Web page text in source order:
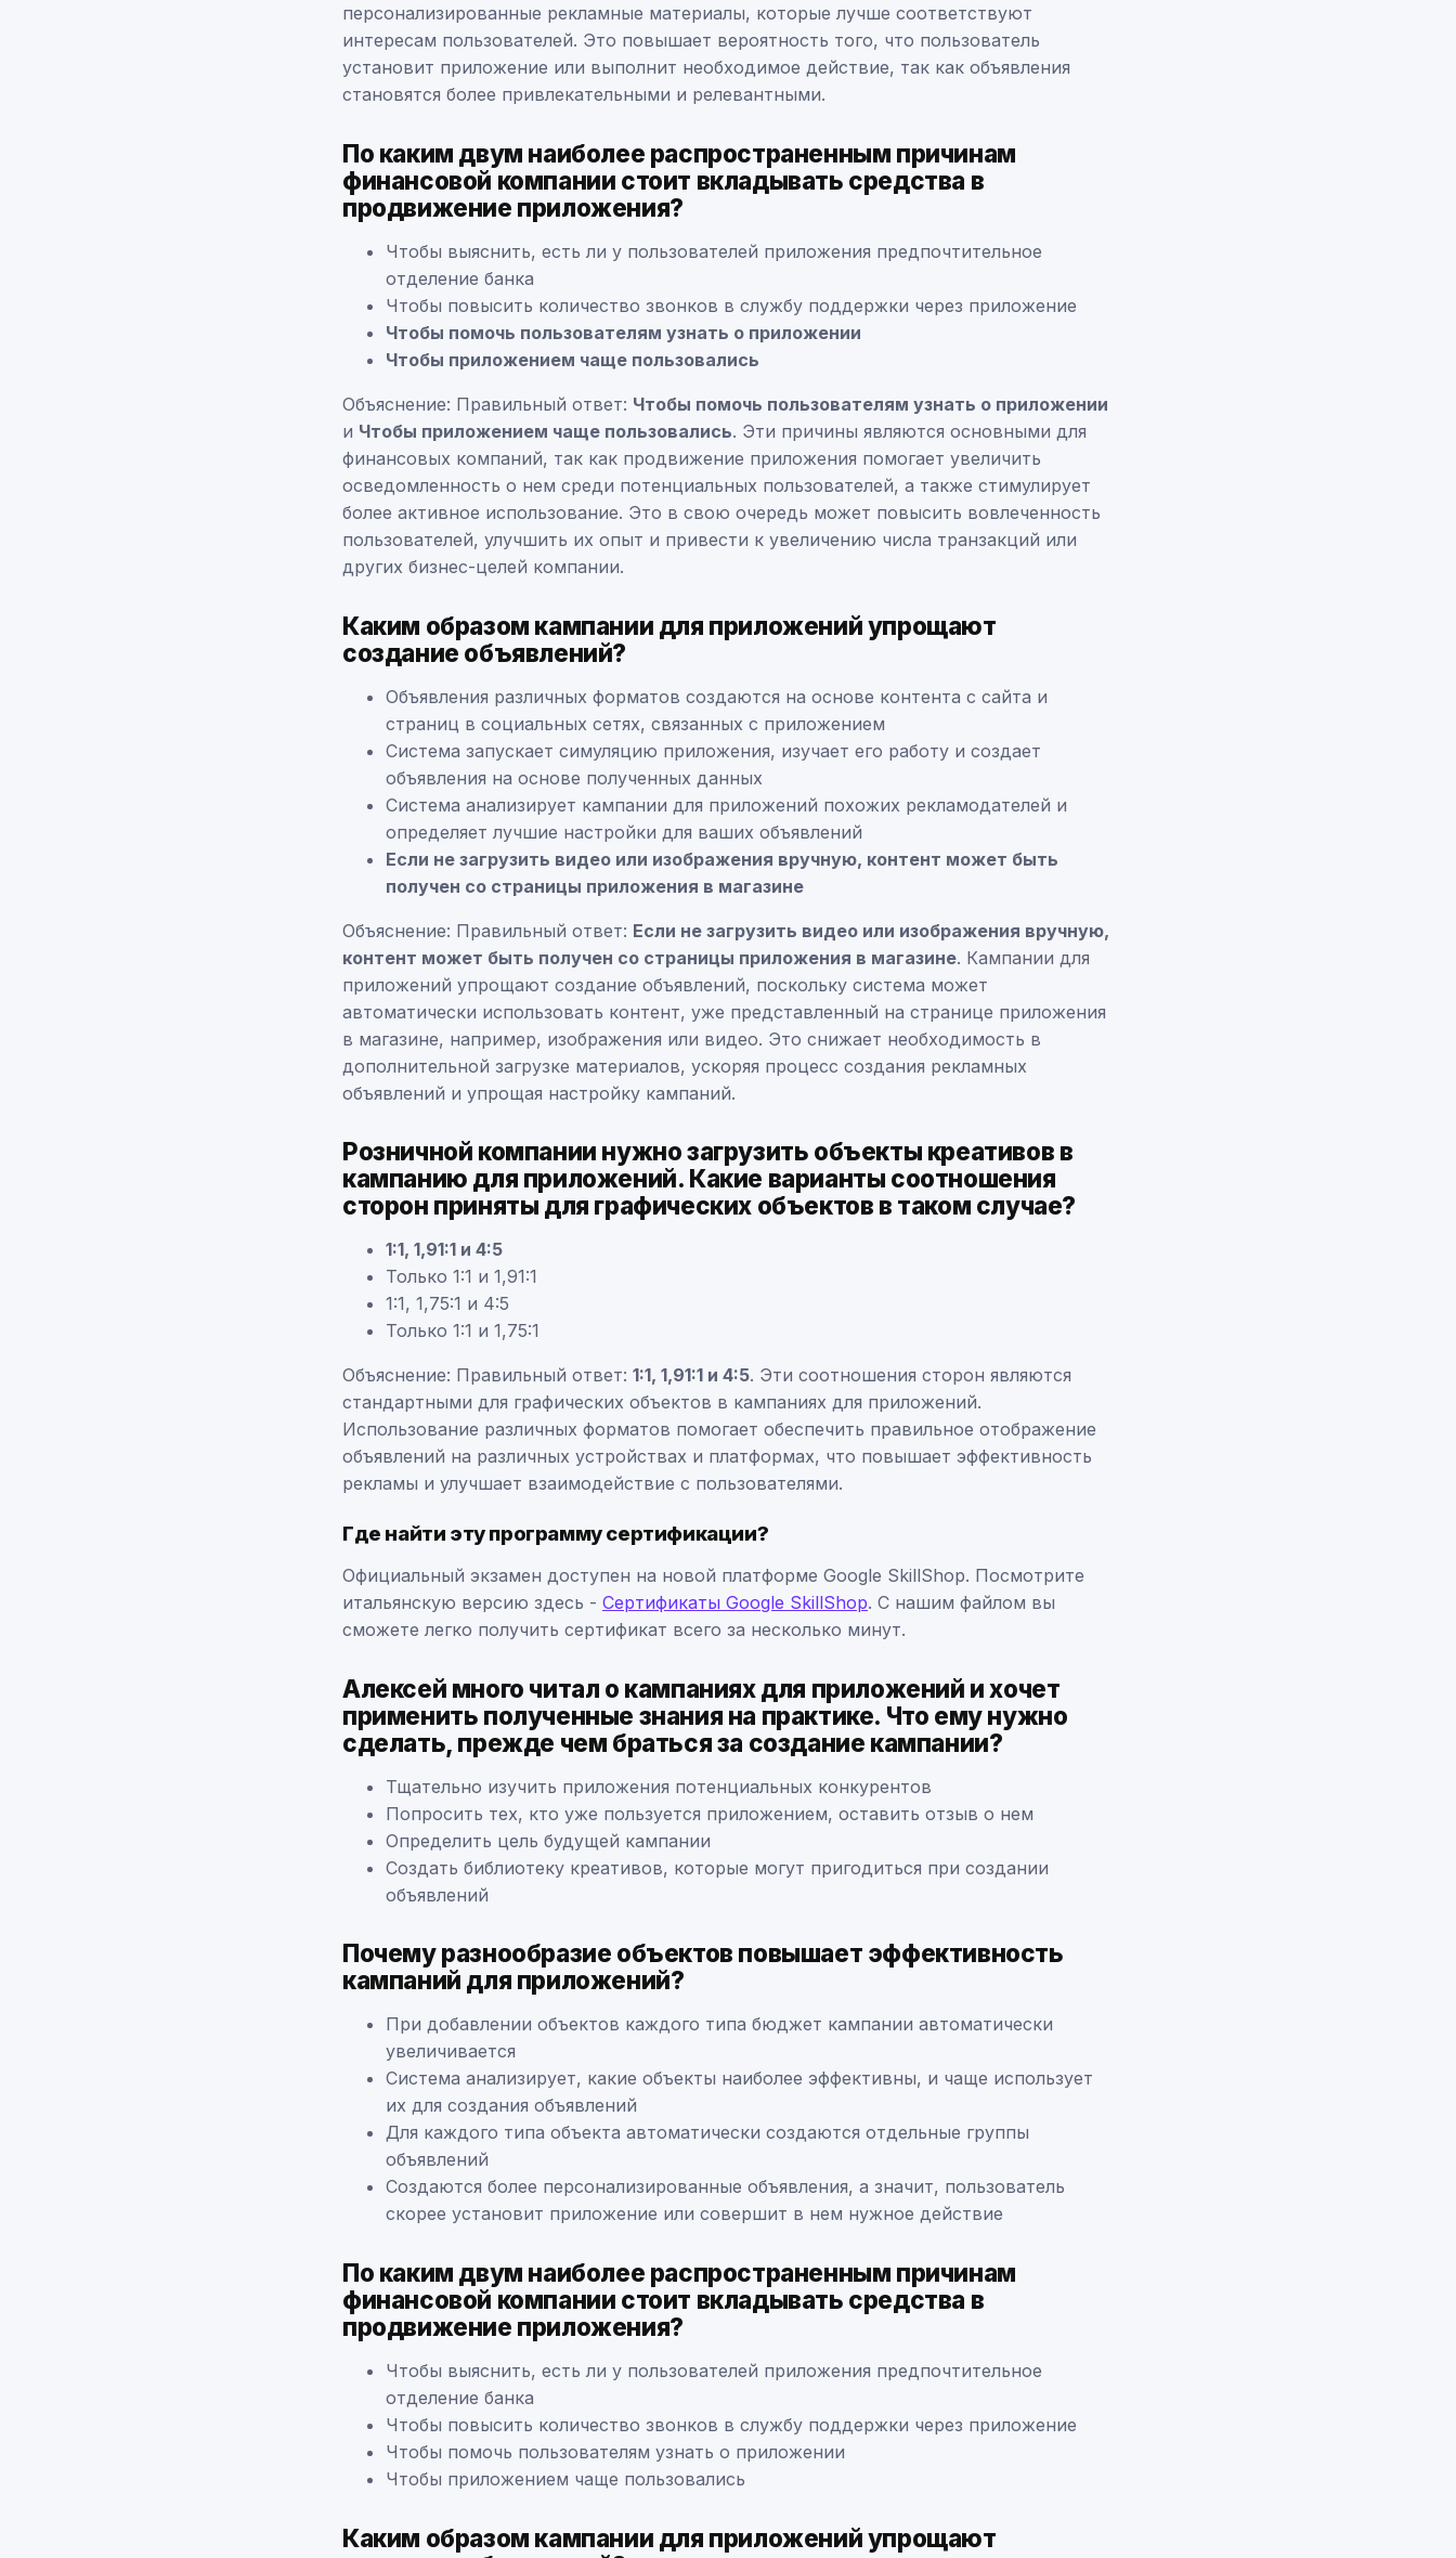
персонализированные рекламные материалы, которые лучше соответствуют
интересам пользователей. Это повышает вероятность того, что пользователь
установит приложение или выполнит необходимое действие, так как объявления
становятся более привлекательными и релевантными.
По каким двум наиболее распространенным причинам
финансовой компании стоит вкладывать средства в
продвижение приложения?
Чтобы выяснить, есть ли у пользователей приложения предпочтительное
отделение банка
Чтобы повысить количество звонков в службу поддержки через приложение
Чтобы помочь пользователям узнать о приложении
Чтобы приложением чаще пользовались
Объяснение: Правильный ответ: Чтобы помочь пользователям узнать о приложении
и Чтобы приложением чаще пользовались. Эти причины являются основными для
финансовых компаний, так как продвижение приложения помогает увеличить
осведомленность о нем среди потенциальных пользователей, а также стимулирует
более активное использование. Это в свою очередь может повысить вовлеченность
пользователей, улучшить их опыт и привести к увеличению числа транзакций или
других бизнес-целей компании.
Каким образом кампании для приложений упрощают
создание объявлений?
Объявления различных форматов создаются на основе контента с сайта и
страниц в социальных сетях, связанных с приложением
Система запускает симуляцию приложения, изучает его работу и создает
объявления на основе полученных данных
Система анализирует кампании для приложений похожих рекламодателей и
определяет лучшие настройки для ваших объявлений
Если не загрузить видео или изображения вручную, контент может быть
получен со страницы приложения в магазине
Объяснение: Правильный ответ: Если не загрузить видео или изображения вручную,
контент может быть получен со страницы приложения в магазине. Кампании для
приложений упрощают создание объявлений, поскольку система может
автоматически использовать контент, уже представленный на странице приложения
в магазине, например, изображения или видео. Это снижает необходимость в
дополнительной загрузке материалов, ускоряя процесс создания рекламных
объявлений и упрощая настройку кампаний.
Розничной компании нужно загрузить объекты креативов в
кампанию для приложений. Какие варианты соотношения
сторон приняты для графических объектов в таком случае?
1:1, 1,91:1 и 4:5
Только 1:1 и 1,91:1
1:1, 1,75:1 и 4:5
Только 1:1 и 1,75:1
Объяснение: Правильный ответ: 1:1, 1,91:1 и 4:5. Эти соотношения сторон являются
стандартными для графических объектов в кампаниях для приложений.
Использование различных форматов помогает обеспечить правильное отображение
объявлений на различных устройствах и платформах, что повышает эффективность
рекламы и улучшает взаимодействие с пользователями.
Где найти эту программу сертификации?
Официальный экзамен доступен на новой платформе Google SkillShop. Посмотрите
итальянскую версию здесь - Сертификаты Google SkillShop. С нашим файлом вы
сможете легко получить сертификат всего за несколько минут.
Алексей много читал о кампаниях для приложений и хочет
применить полученные знания на практике. Что ему нужно
сделать, прежде чем браться за создание кампании?
Тщательно изучить приложения потенциальных конкурентов
Попросить тех, кто уже пользуется приложением, оставить отзыв о нем
Определить цель будущей кампании
Создать библиотеку креативов, которые могут пригодиться при создании
объявлений
Почему разнообразие объектов повышает эффективность
кампаний для приложений?
При добавлении объектов каждого типа бюджет кампании автоматически
увеличивается
Система анализирует, какие объекты наиболее эффективны, и чаще использует
их для создания объявлений
Для каждого типа объекта автоматически создаются отдельные группы
объявлений
Создаются более персонализированные объявления, а значит, пользователь
скорее установит приложение или совершит в нем нужное действие
По каким двум наиболее распространенным причинам
финансовой компании стоит вкладывать средства в
продвижение приложения?
Чтобы выяснить, есть ли у пользователей приложения предпочтительное
отделение банка
Чтобы повысить количество звонков в службу поддержки через приложение
Чтобы помочь пользователям узнать о приложении
Чтобы приложением чаще пользовались
Каким образом кампании для приложений упрощают